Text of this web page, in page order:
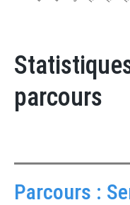
parcours
Parcours :